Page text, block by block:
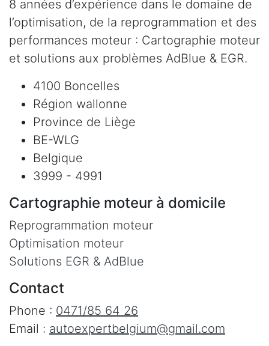
8 années d’expérience dans le domaine de
l’optimisation, de la reprogrammation et des
performances moteur : Cartographie moteur
et solutions aux problèmes AdBlue & EGR.
4100 Boncelles
Région wallonne
Province de Liège
BE-WLG
Belgique
3999 - 4991
Cartographie moteur à domicile
Reprogrammation moteur
Optimisation moteur
Solutions EGR & AdBlue
Contact
Phone : 0471/85 64 26
Email : autoexpertbelgium@gmail.com